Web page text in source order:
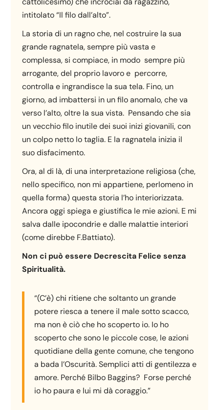
intitolato “Il filo dall’alto”.
La storia di un ragno che, nel costruire la sua
grande ragnatela, sempre più vasta e
complessa, si compiace, in modo sempre più
arrogante, del proprio lavoro e percorre,
controlla e ingrandisce la sua tela. Fino, un
giorno, ad imbattersi in un filo anomalo, che va
verso l’alto, oltre la sua vista. Pensando che sia
un vecchio filo inutile dei suoi inizi giovanili, con
un colpo netto lo taglia. E la ragnatela inizia il
suo disfacimento.
Ora, al di là, di una interpretazione religiosa (che,
nello specifico, non mi appartiene, perlomeno in
quella forma) questa storia l’ho interiorizzata.
Ancora oggi spiega e giustifica le mie azioni. E mi
salva dalle ipocondrie e dalle malattie interiori
(come direbbe F.Battiato).
Non ci può essere Decrescita Felice senza
Spiritualità.
“(C’è) chi ritiene che soltanto un grande
potere riesca a tenere il male sotto scacco,
ma non è ciò che ho scoperto io. Io ho
scoperto che sono le piccole cose, le azioni
quotidiane della gente comune, che tengono
a bada l’Oscurità. Semplici atti di gentilezza e
amore. Perché Bilbo Baggins? Forse perché
io ho paura e lui mi dà coraggio.”